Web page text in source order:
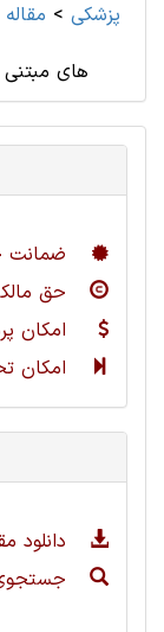
پزشکی >
های مبتنی
ضمانت
حق
امکان
امکان
دانلود